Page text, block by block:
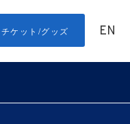
チケット/グッズ EN